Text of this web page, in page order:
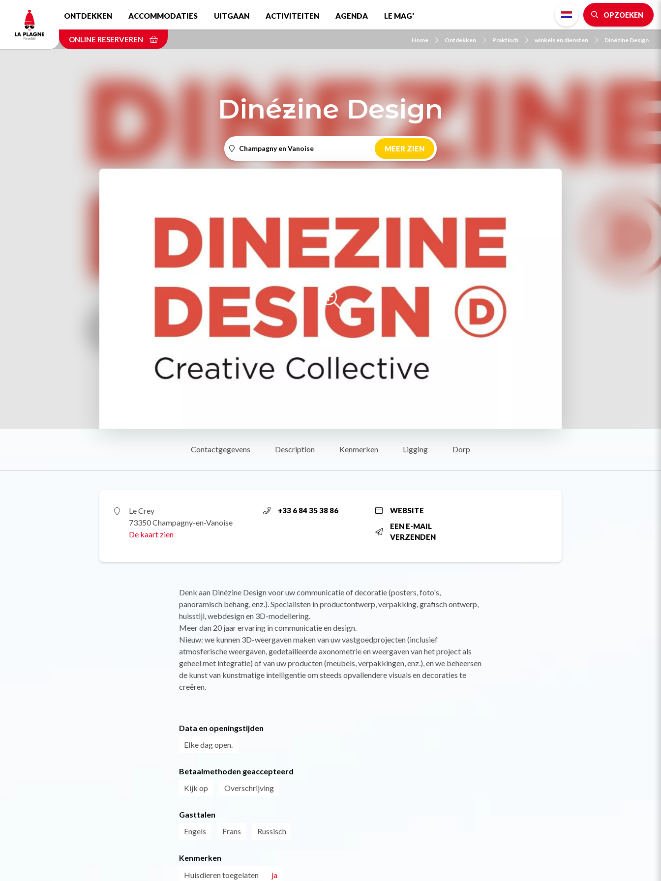
content
ONTDEKKEN ACCOMMODATIES UITGAAN ACTIVITEITEN AGENDA LE MAG' OPZOEKEN
ONLINE RESERVEREN Home Ontdekken Praktisch winkels en diensten Dinézine Design
Dinézine Design
Champagny en Vanoise MEER ZIEN
Contactgegevens Description Kenmerken Ligging Dorp
Le Crey
73350 Champagny-en-Vanoise
De kaart zien
+33 6 84 35 38 86
WEBSITE
EEN E-MAIL
VERZENDEN
Denk aan Dinézine Design voor uw communicatie of decoratie (posters, foto's,
panoramisch behang, enz.). Specialisten in productontwerp, verpakking, grafisch ontwerp,
huisstijl, webdesign en 3D-modellering.
Meer dan 20 jaar ervaring in communicatie en design.
Nieuw: we kunnen 3D-weergaven maken van uw vastgoedprojecten (inclusief
atmosferische weergaven, gedetailleerde axonometrie en weergaven van het project als
geheel met integratie) of van uw producten (meubels, verpakkingen, enz.), en we beheersen
de kunst van kunstmatige intelligentie om steeds opvallendere visuals en decoraties te
creëren.
Data en openingstijden
Elke dag open.
Betaalmethoden geaccepteerd
Kijk op
Overschrijving
Gasttalen
Engels
Frans Russisch
Kenmerken
Huisdieren toegelaten
ja